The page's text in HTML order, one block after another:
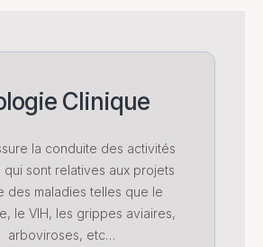
Clinique
la conduite des activités
qui sont relatives aux projets
des maladies telles que le
le VIH, les grippes aviaires,
arboviroses, etc…